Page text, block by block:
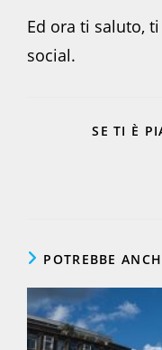
Ed ora ti saluto,
social.
SE TI È
POTREBBE